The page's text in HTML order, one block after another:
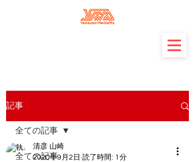
記事
全ての記事
全ての記事
清彦 山崎
2020年9月2日 読了時間: 1分